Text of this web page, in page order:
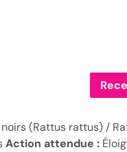
(Rattus rattus) /
Action attendue :